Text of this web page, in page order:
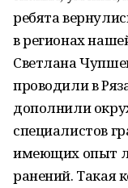
ребята
в регионах
Светлана
проводили в
дополнили
специалистов
имеющих опыт
ранений. Такая